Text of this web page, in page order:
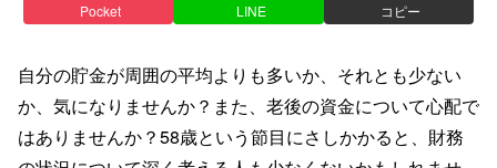
Pocket LINE コピー
自分の貯金が周囲の平均よりも多いか、それとも少ない
か、気になりませんか？また、老後の資金について心配で
はありませんか？58歳という節目にさしかかると、財務